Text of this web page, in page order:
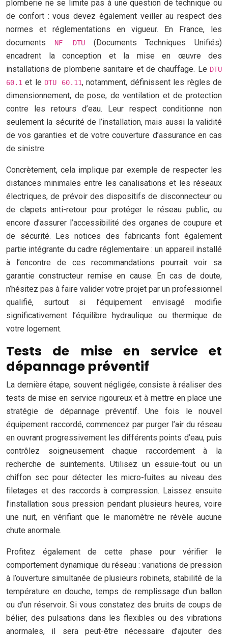
plomberie ne se limite pas à une question de technique ou
de confort : vous devez également veiller au respect des
normes et réglementations en vigueur. En France, les
documents
NF DTU
(Documents Techniques Unifiés)
encadrent la conception et la mise en œuvre des
installations de plomberie sanitaire et de chauffage. Le DTU
60.1 et le DTU 60.11, notamment, définissent les règles de
dimensionnement, de pose, de ventilation et de protection
contre les retours d’eau. Leur respect conditionne non
seulement la sécurité de l’installation, mais aussi la validité
de vos garanties et de votre couverture d’assurance en cas
de sinistre.
Concrètement, cela implique par exemple de respecter les
distances minimales entre les canalisations et les réseaux
électriques, de prévoir des dispositifs de disconnecteur ou
de clapets anti-retour pour protéger le réseau public, ou
encore d’assurer l’accessibilité des organes de coupure et
de sécurité. Les notices des fabricants font également
partie intégrante du cadre réglementaire : un appareil installé
à l’encontre de ces recommandations pourrait voir sa
garantie constructeur remise en cause. En cas de doute,
n’hésitez pas à faire valider votre projet par un professionnel
qualifié, surtout si l’équipement envisagé modifie
significativement l’équilibre hydraulique ou thermique de
votre logement.
Tests de mise en service et
dépannage préventif
La dernière étape, souvent négligée, consiste à réaliser des
tests de mise en service rigoureux et à mettre en place une
stratégie de dépannage préventif. Une fois le nouvel
équipement raccordé, commencez par purger l’air du réseau
en ouvrant progressivement les différents points d’eau, puis
contrôlez soigneusement chaque raccordement à la
recherche de suintements. Utilisez un essuie-tout ou un
chiffon sec pour détecter les micro-fuites au niveau des
filetages et des raccords à compression. Laissez ensuite
l’installation sous pression pendant plusieurs heures, voire
une nuit, en vérifiant que le manomètre ne révèle aucune
chute anormale.
Profitez également de cette phase pour vérifier le
comportement dynamique du réseau : variations de pression
à l’ouverture simultanée de plusieurs robinets, stabilité de la
température en douche, temps de remplissage d’un ballon
ou d’un réservoir. Si vous constatez des bruits de coups de
bélier, des pulsations dans les flexibles ou des vibrations
anormales, il sera peut-être nécessaire d’ajouter des